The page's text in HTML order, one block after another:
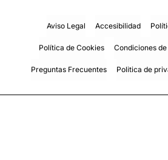
Aviso Legal Accesibilidad
Política de Cookies Condiciones
Preguntas Frecuentes Politica de